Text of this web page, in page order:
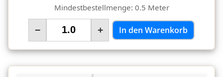
Mindestbestellmenge: 0.5 Meter
− + In den Warenkorb